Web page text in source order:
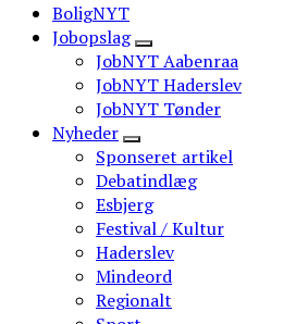
BoligNYT
Jobopslag
JobNYT Aabenraa
JobNYT Haderslev
JobNYT Tønder
Nyheder
Sponseret artikel
Debatindlæg
Esbjerg
Festival / Kultur
Haderslev
Mindeord
Regionalt